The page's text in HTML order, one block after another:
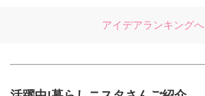
アイデアランキングへ